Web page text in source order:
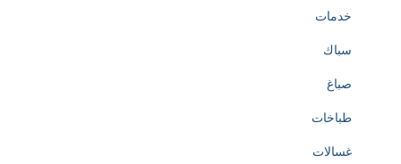
o
n
o
خدمات
سباك
صباغ
طباخات
غسالات